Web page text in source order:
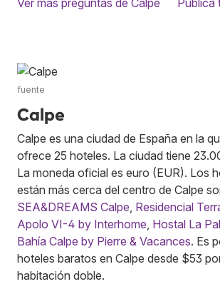
Ver más preguntas de Calpe Publica
fuente
Calpe
Calpe es una ciudad de España en la
ofrece 25 hoteles. La ciudad tiene
La moneda oficial es euro (EUR). Los
están más cerca del centro de Calpe
SEA&DREAMS Calpe, Residencial
Apolo VI-4 by Interhome, Hostal La
Bahía Calpe by Pierre & Vacances. Es
hoteles baratos en Calpe desde $53
habitación doble.